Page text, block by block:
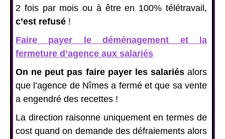
2 fois par mois ou à être en 100% télétravail,
c’est refusé !
Faire payer le déménagement et la
fermeture d’agence aux salariés
On ne peut pas faire payer les salariés alors
que l’agence de Nîmes a fermé et que sa vente
a engendré des recettes !
La direction raisonne uniquement en termes de
cost quand on demande des défraiements alors